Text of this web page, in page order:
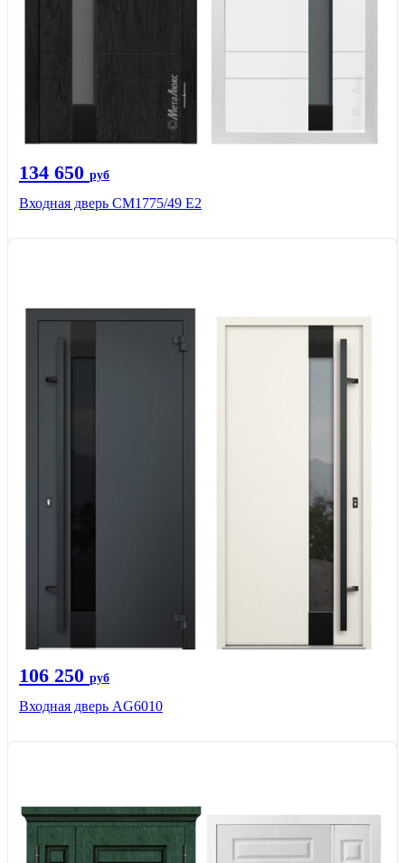
134 650 руб
Входная дверь СМ1775/49 Е2
106 250 руб
Входная дверь AG6010